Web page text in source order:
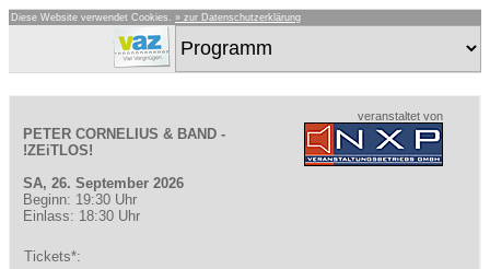
Diese Website verwendet Cookies. » zur Datenschutzerklärung
PETER CORNELIUS & BAND -
!ZEiTLOS!
SA, 26. September 2026
Beginn: 19:30 Uhr
Einlass: 18:30 Uhr
veranstaltet von
Tickets*: